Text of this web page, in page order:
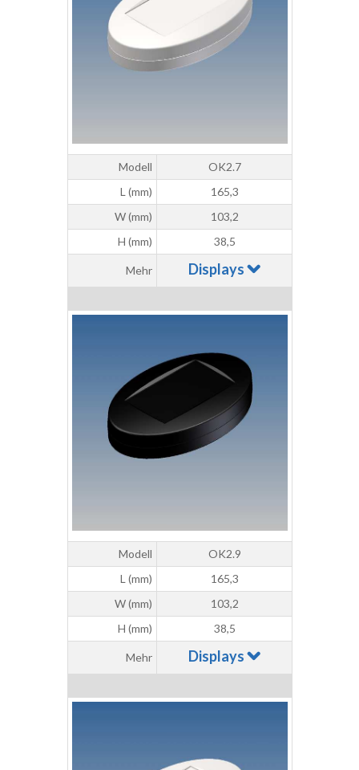
Modell
OK2.7
L (mm)
165,3
W (mm)
103,2
H (mm)
38,5
Mehr Displays
Modell
OK2.9
L (mm)
165,3
W (mm)
103,2
H (mm)
38,5
Mehr Displays